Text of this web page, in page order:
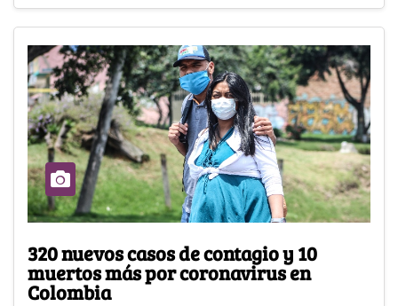
320 nuevos casos de contagio y 10
muertos más por coronavirus en
Colombia